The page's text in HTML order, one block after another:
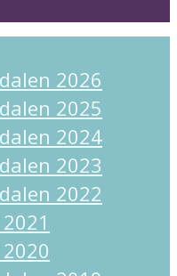
2026
2025
2024
2023
2022